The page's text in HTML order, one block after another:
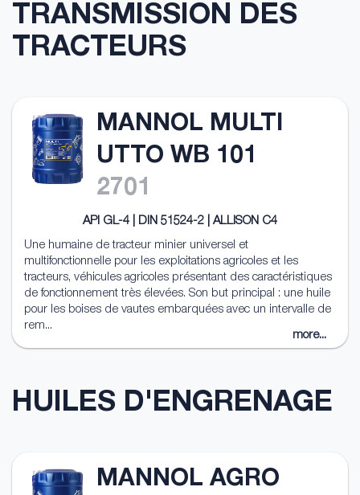
TRANSMISSION DES
TRACTEURS
MANNOL MULTI
UTTO WB 101
2701
API GL-4 | DIN 51524-2 | ALLISON C4
Une humaine de tracteur minier universel et
multifonctionnelle pour les exploitations agricoles et les
tracteurs, véhicules agricoles présentant des caractéristiques
de fonctionnement très élevées. Son but principal : une huile
pour les boises de vautes embarquées avec un intervalle de
rem...
more...
HUILES D'ENGRENAGE
MANNOL AGRO